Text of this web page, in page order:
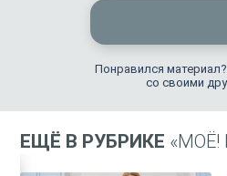
Понравился
со своими
ЕЩЁ В РУБРИКЕ